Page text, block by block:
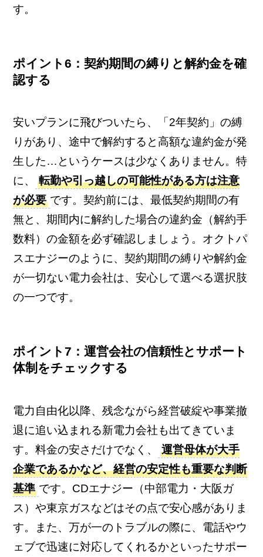
す。
ポイント6：契約期間の縛りと解約金を確
認する
安いプランに飛びついたら、「2年契約」の縛
りがあり、途中で解約すると高額な違約金が発
生した…というケースは少なくありません。特
に、
転勤や引っ越しの可能性がある方は注意
が必要 です。契約前には、最低契約期間の有
無と、期間内に解約した場合の違約金（解約手
数料）の金額を必ず確認しましょう。オクトパ
スエナジーのように、契約期間の縛りや解約金
が一切ない電力会社は、安心して選べる選択肢
の一つです。
ポイント7：運営会社の信頼性とサポート
体制をチェックする
電力自由化以降、残念ながら経営破綻や事業撤
退に追い込まれる新電力会社も出てきていま
す。料金の安さだけでなく、
運営母体が大手
企業であるかなど、経営の安定性も重要な判断
基準 です。CDエナジー（中部電力・大阪ガ
ス）や東京ガスなどはその点で安心感がありま
す。また、万が一のトラブルの際に、電話やウ
ェブで迅速に対応してくれるかといったサポー